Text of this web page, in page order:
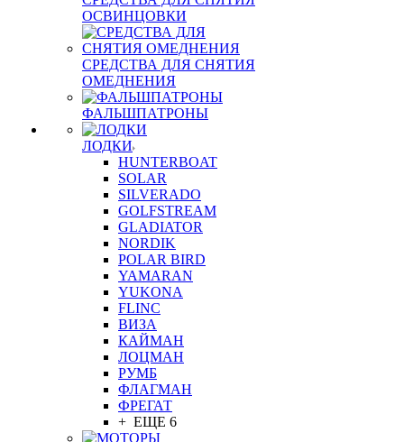
ОСВИНЦОВКИ
СРЕДСТВА ДЛЯ СНЯТИЯ
ОМЕДНЕНИЯ
ФАЛЬШПАТРОНЫ
ЛОДКИ
HUNTERBOAT
SOLAR
SILVERADO
GOLFSTREAM
GLADIATOR
NORDIK
POLAR BIRD
YAMARAN
YUKONA
FLINC
ВИЗА
КАЙМАН
ЛОЦМАН
РУМБ
ФЛАГМАН
ФРЕГАТ
+ ЕЩЕ 6